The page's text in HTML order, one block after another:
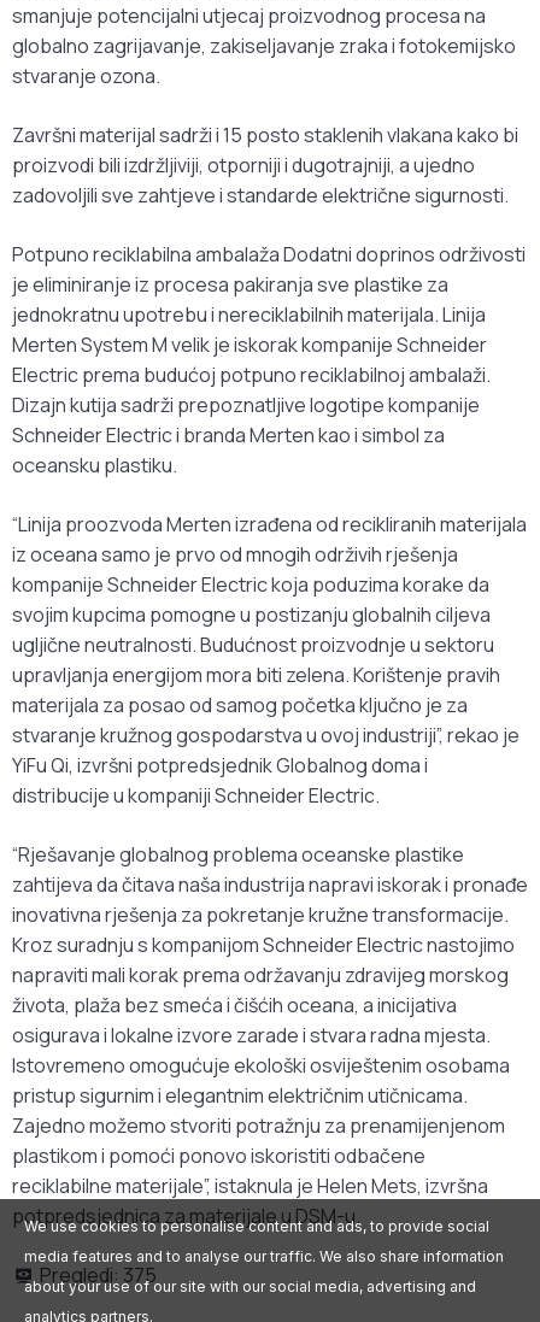
smanjuje potencijalni utjecaj proizvodnog procesa na
globalno zagrijavanje, zakiseljavanje zraka i fotokemijsko
stvaranje ozona.
Završni materijal sadrži i 15 posto staklenih vlakana kako bi
proizvodi bili izdržljiviji, otporniji i dugotrajniji, a ujedno
zadovoljili sve zahtjeve i standarde električne sigurnosti.
Potpuno reciklabilna ambalaža Dodatni doprinos održivosti
je eliminiranje iz procesa pakiranja sve plastike za
jednokratnu upotrebu i nereciklabilnih materijala. Linija
Merten System M velik je iskorak kompanije Schneider
Electric prema budućoj potpuno reciklabilnoj ambalaži.
Dizajn kutija sadrži prepoznatljive logotipe kompanije
Schneider Electric i branda Merten kao i simbol za
oceansku plastiku.
“Linija proozvoda Merten izrađena od recikliranih materijala
iz oceana samo je prvo od mnogih održivih rješenja
kompanije Schneider Electric koja poduzima korake da
svojim kupcima pomogne u postizanju globalnih ciljeva
ugljične neutralnosti. Budućnost proizvodnje u sektoru
upravljanja energijom mora biti zelena. Korištenje pravih
materijala za posao od samog početka ključno je za
stvaranje kružnog gospodarstva u ovoj industriji”, rekao je
YiFu Qi, izvršni potpredsjednik Globalnog doma i
distribucije u kompaniji Schneider Electric.
“Rješavanje globalnog problema oceanske plastike
zahtijeva da čitava naša industrija napravi iskorak i pronađe
inovativna rješenja za pokretanje kružne transformacije.
Kroz suradnju s kompanijom Schneider Electric nastojimo
napraviti mali korak prema održavanju zdravijeg morskog
života, plaža bez smeća i čišćih oceana, a inicijativa
osigurava i lokalne izvore zarade i stvara radna mjesta.
Istovremeno omogućuje ekološki osviještenim osobama
pristup sigurnim i elegantnim električnim utičnicama.
Zajedno možemo stvoriti potražnju za prenamijenjenom
plastikom i pomoći ponovo iskoristiti odbačene
reciklabilne materijale”, istaknula je Helen Mets, izvršna
potpredsjednica za materijale u DSM-u.
Pregledi: 375
We use cookies to personalise content and ads, to provide social
media features and to analyse our traffic. We also share information
about your use of our site with our social media, advertising and
analytics partners.